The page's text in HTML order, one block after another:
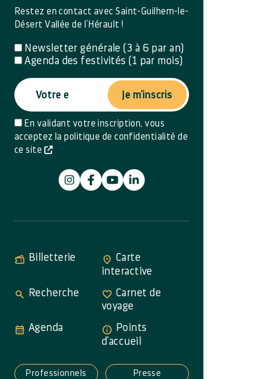
Restez en contact avec Saint-Guilhem-le-
Désert Vallée de l’Hérault !
Newsletter générale (3 à 6 par an)
Agenda des festivités (1 par mois)
En validant votre inscription, vous
acceptez la politique de confidentialité de
ce site
Je m'inscris
Billetterie
Carte
interactive
Recherche
Carnet de
voyage
Agenda
Points
d'accueil
Professionnels Presse